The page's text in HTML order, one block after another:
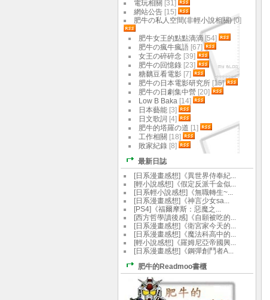
電玩相關 [31]
網站公告 [15]
肥牛の私人空間(非輕小說相關)[0]
肥牛女王的點點滴滴[54]
肥牛の瘋牛瘋語 [67]
女王の碎碎念 [39]
肥牛の回憶錄 [23]
糖黐豆看電影 [7]
肥牛の日本電影研究所 [15]
肥牛の日劇集中營 [20]
Low B Baka [14]
日本藝能 [3]
日文歌詞 [4]
肥牛的塔羅の道 [1]
工作相關 [18]
敗家紀錄 [8]
最新日誌
[日系漫畫感想]《異世界侍奉紀...
[輕小說感想]《假定反派千金似...
[日系輕小說感想]《無職轉生~...
[日系漫畫感想]《神言少女sa...
[PS4]《福爾摩斯：惡魔之...
[西方哲學讀後感]《自願被吃的...
[日系漫畫感想]《衛宮家今天的...
[日系漫畫感想]《魔法科高中的...
[輕小說感想]《羅姆尼亞帝國興...
[日系漫畫感想]《鋼彈創鬥者A...
肥牛的Readmoo書櫃